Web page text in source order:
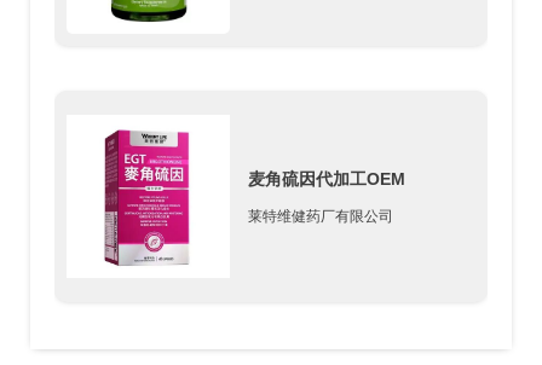
麦角硫因代加工OEM
莱特维健药厂有限公司